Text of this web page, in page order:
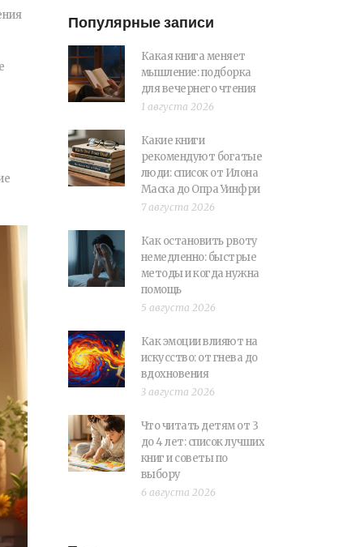
Популярные записи
Какая книга меняет
мышление: подборка
для вечернего чтения
1 августа 2026
Какие книги
рекомендуют богатые
люди: список от Илона
Маска до Опра Уинфри
7 августа 2026
Как остановить рвоту
немедленно: быстрые
методы и когда нужна
помощь
5 августа 2026
Как эмоции влияют на
искусство: от гнева до
вдохновения
3 августа 2026
Что читать детям от 3
до 4 лет: список лучших
книг и советы по
выбору
6 августа 2026